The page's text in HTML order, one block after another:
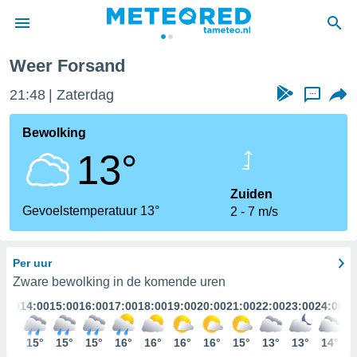
door
verstrekte
hoge
hebt de
voor
op basis
Weer Forsand
21:48 Zaterdag ...
Bewolking
13°
Gevoelstemperatuur 13°
Zuiden
2
7 m/s
Per uur
Zware bewolking in de komende uren
14:00
15°
15:00
15°
16:00
15°
17:00
16°
18:00
16°
19:00
16°
20:00
16°
21:00
15°
22:00
13°
23:00
13°
24:00
14°